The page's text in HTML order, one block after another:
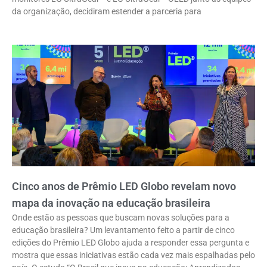
da organização, decidiram estender a parceria para
Cinco anos de Prêmio LED Globo revelam novo
mapa da inovação na educação brasileira
Onde estão as pessoas que buscam novas soluções para a
educação brasileira? Um levantamento feito a partir de cinco
edições do Prêmio LED Globo ajuda a responder essa pergunta e
mostra que essas iniciativas estão cada vez mais espalhadas pelo